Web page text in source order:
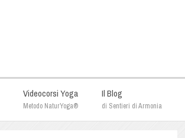
Videocorsi Yoga
Metodo NaturYoga®
Il Blog
di Sentieri di Armonia